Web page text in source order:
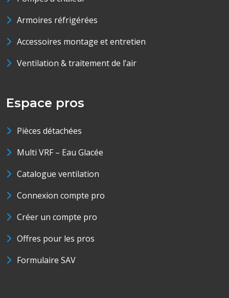
Armoires réfrigérées
Accessoires montage et entretien
Ventilation & traitement de l’air
Espace pros
Pièces détachées
Multi VRF – Eau Glacée
Catalogue ventilation
Connexion compte pro
Créer un compte pro
Offres pour les pros
Formulaire SAV